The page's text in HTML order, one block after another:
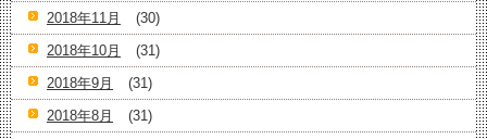
2018年11月
(30)
2018年10月
(31)
2018年9月
(31)
2018年8月
(31)